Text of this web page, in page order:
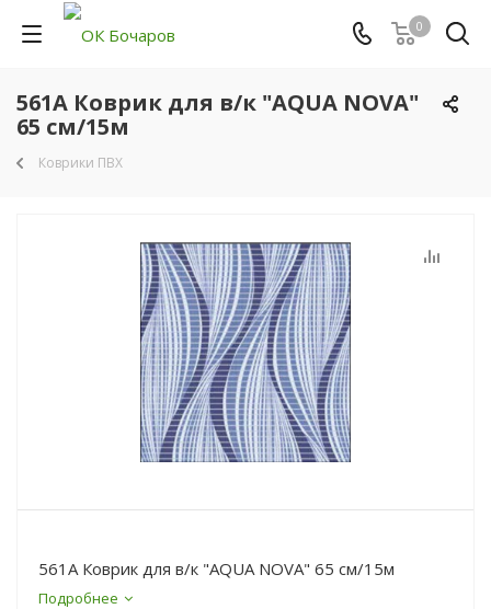
0
561A Коврик для в/к "AQUA NOVA"
65 см/15м
Коврики ПВХ
561A Коврик для в/к "AQUA NOVA" 65 см/15м
Подробнее